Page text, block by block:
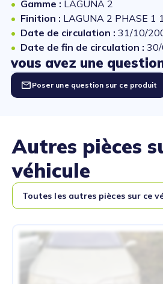
Gamme : LAGUNA 2
Finition : LAGUNA 2 PHASE 1
Date de circulation : 31/10/
Date de fin de circulation :
vous avez une
Poser une question sur ce produit
Autres pièces
véhicule
Toutes les autres pièces sur ce